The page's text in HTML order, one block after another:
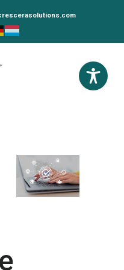
evolution